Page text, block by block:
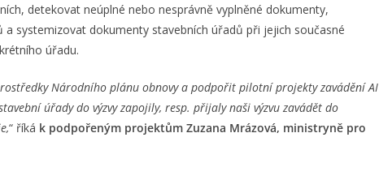
detekovat neúplné nebo nesprávně vyplněné dokumenty,
systemizovat dokumenty stavebních úřadů při jejich současné
úřadu.
Národního plánu obnovy a podpořit pilotní projekty zavádění AI
úřady do výzvy zapojily, resp. přijaly naši výzvu zavádět do
“ říká k podpořeným projektům Zuzana Mrázová, ministryně pro